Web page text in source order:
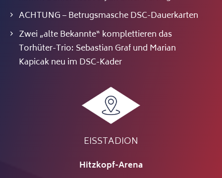
ACHTUNG – Betrugsmasche DSC-Dauerkarten
Zwei „alte Bekannte“ komplettieren das
Torhüter-Trio: Sebastian Graf und Marian
Kapicak neu im DSC-Kader
EISSTADION
Hitzkopf-Arena